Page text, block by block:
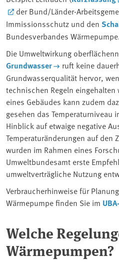
der Bund/Länder-
Immissionsschutz und den
Bundesverbandes
Die Umweltwirkung
Grundwasser
ruft keine
Grundwasserqualität hervor,
technischen Regeln eingehalten
eines Gebäudes kann zudem
gesehen das Temperaturniveau
Hinblick auf etwaige negative
Temperaturänderungen auf den
wurden im Rahmen eines
Umweltbundesamt erste
umweltverträgliche Nutzung
Verbraucherhinweise für
Wärmepumpe finden Sie im
Welche
Wärmepumpen?